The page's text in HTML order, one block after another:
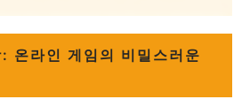
온라인 게임의 비밀스러운